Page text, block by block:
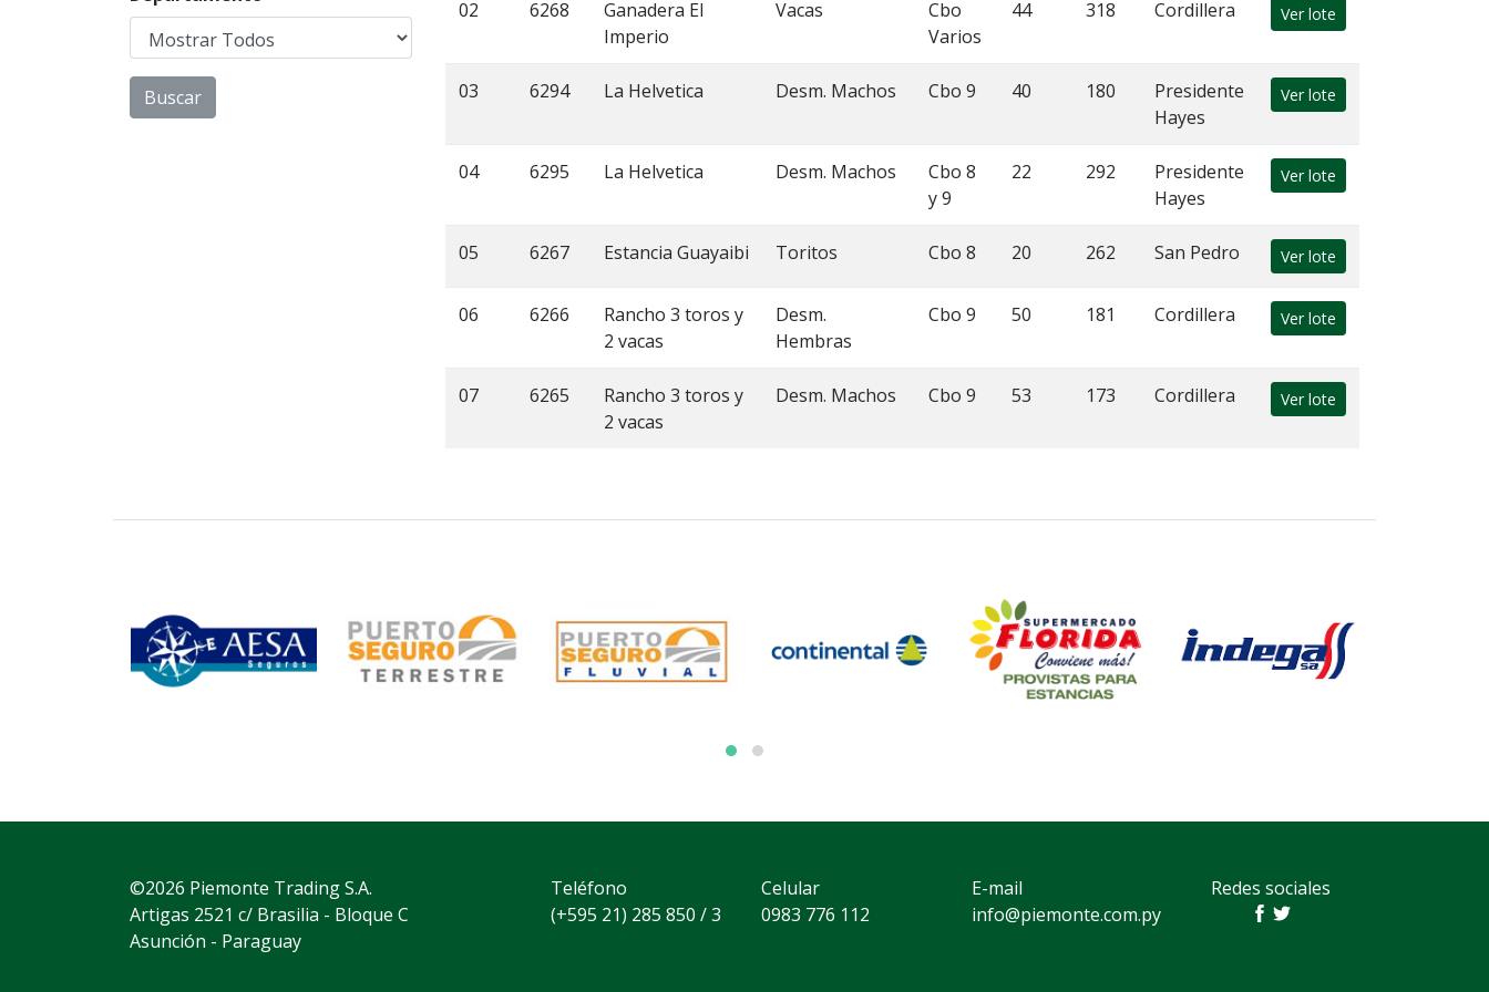
02 6268
Ganadera El
Imperio
Vacas
Cbo
Varios
44 318 Cordillera Ver lote
03 6294 La Helvetica Desm. Machos Cbo 9 40 180
Presidente
Hayes
Ver lote
04 6295 La Helvetica Desm. Machos
Cbo 8
y 9
22 292
Presidente
Hayes
Ver lote
05 6267 Estancia Guayaibi Toritos Cbo 8 20 262 San Pedro Ver lote
06 6266
Rancho 3 toros y
2 vacas
Desm.
Hembras
Cbo 9 50 181 Cordillera Ver lote
07 6265
Rancho 3 toros y
2 vacas
Desm. Machos Cbo 9 53 173 Cordillera Ver lote
©2026 Piemonte Trading S.A.
Artigas 2521 c/ Brasilia - Bloque C
Asunción - Paraguay
Teléfono
(+595 21) 285 850 / 3
Celular
0983 776 112
E-mail
info@piemonte.com.py
Redes sociales